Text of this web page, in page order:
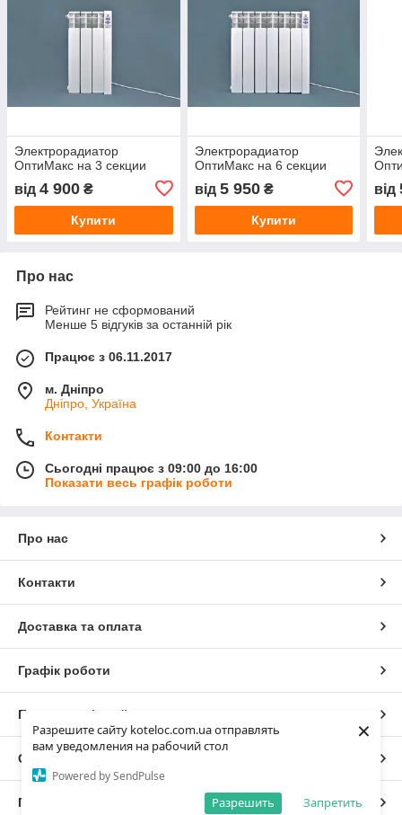
Разрешите сайту koteloc.com.ua отправлять
вам уведомления на рабочий стол
Powered by SendPulse
Запретить
Разрешить
×
Электрорадиатор
ОптиМакс на 3 секции
від 4 900 ₴
Купити
Электрорадиатор
ОптиМакс на 6 секции
від 5 950₴
Купити
від
Про нас
Рейтинг не сформований
Менше 5 відгуків за останній рік
Працює з 06.11.2017
м. Дніпро
Дніпро, Україна
Контакти
Сьогодні працює з 09:00 до 16:00
Показати весь графік роботи
Про нас
Контакти
Доставка та оплата
Графік роботи
Повна версія сайту
Сайт створено на маркетплейсі
Політика конфіденційності